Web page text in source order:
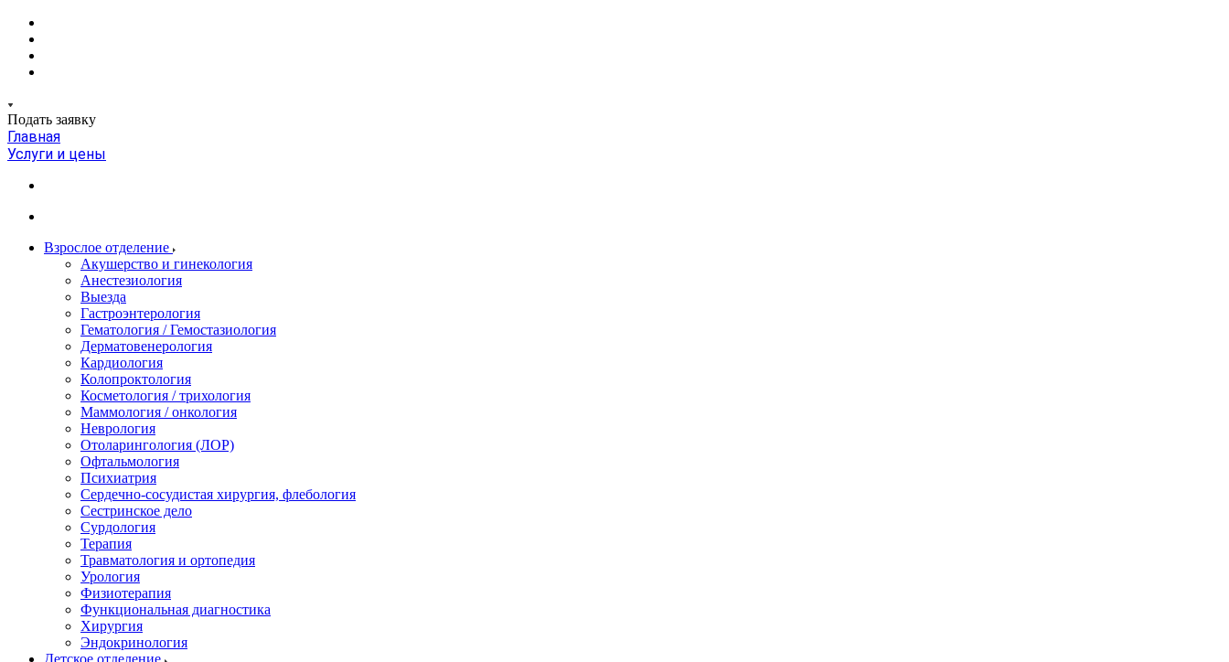
Подать заявку
Главная
Услуги и цены
Взрослое отделение
Акушерство и гинекология
Анестезиология
Выезда
Гастроэнтерология
Гематология / Гемостазиология
Дерматовенерология
Кардиология
Колопроктология
Косметология / трихология
Маммология / онкология
Неврология
Отоларингология (ЛОР)
Офтальмология
Психиатрия
Сердечно-сосудистая хирургия, флебология
Сестринское дело
Сурдология
Терапия
Травматология и ортопедия
Урология
Физиотерапия
Функциональная диагностика
Хирургия
Эндокринология
Детское отделение